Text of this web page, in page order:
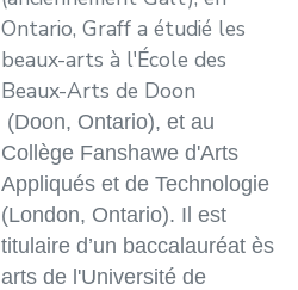
Ontario, Graff a étudié les
beaux-arts à l'École des
Beaux-Arts de Doon
(Doon, Ontario), et au
Collège Fanshawe d'Arts
Appliqués et de Technologie
(London, Ontario). Il est
titulaire d’un baccalauréat ès
arts de l'Université de